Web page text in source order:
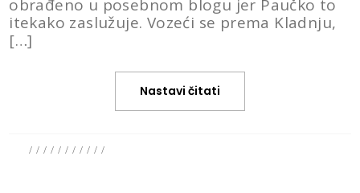
obrađeno u posebnom blogu jer Paučko to
itekako zaslužuje. Vozeći se prema Kladnju,
[…]
Nastavi čitati
///////////